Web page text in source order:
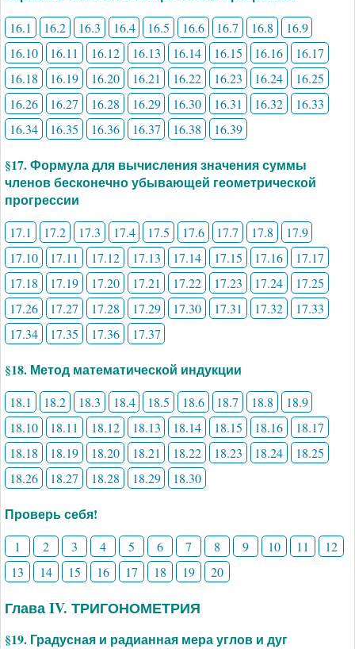
16.1 16.2 16.3 16.4 16.5 16.6 16.7 16.8
16.9
16.10
16.11 16.12 16.13 16.14 16.15 16.16
16.17
16.18
16.19 16.20 16.21 16.22 16.23 16.24
16.25
16.26
16.27 16.28 16.29 16.30 16.31 16.32
16.33
16.34
16.35 16.36 16.37 16.38 16.39
§17. Формула для вычисления значения суммы
членов бесконечно убывающей геометрической
прогрессии
17.1 17.2 17.3 17.4 17.5 17.6 17.7 17.8
17.9
17.10
17.11 17.12 17.13 17.14 17.15 17.16
17.17
17.18
17.19 17.20 17.21 17.22 17.23 17.24
17.25
17.26
17.27 17.28 17.29 17.30 17.31 17.32
17.33
17.34
17.35 17.36 17.37
§18. Метод математической индукции
18.1 18.2 18.3 18.4 18.5 18.6 18.7 18.8
18.9
18.10
18.11 18.12 18.13 18.14 18.15 18.16
18.17
18.18
18.19 18.20 18.21 18.22 18.23 18.24
18.25
18.26
18.27 18.28 18.29 18.30
Проверь себя!
1 2 3 4 5 6 7 8 9 10 11
12
13
14 15 16 17 18 19 20
Глава IV. ТРИГОНОМЕТРИЯ
§19. Градусная и радианная мера углов и дуг